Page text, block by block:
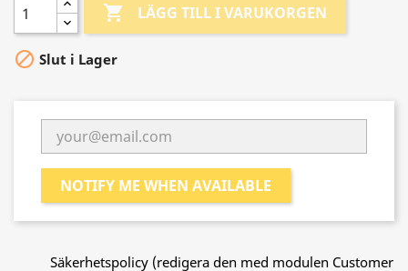
 LÄGG TILL I VARUKORGEN
 Slut i Lager
NOTIFY ME WHEN AVAILABLE
Säkerhetspolicy (redigera den med modulen Customer